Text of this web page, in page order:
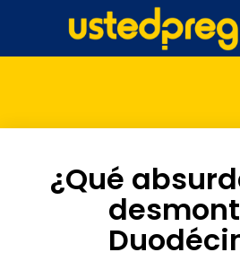
¿Qué